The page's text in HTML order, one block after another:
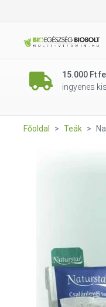
15.000 Ft
ingyenes
Főoldal Teák